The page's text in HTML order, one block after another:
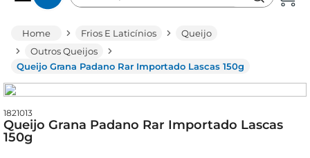
Frios E Laticínios
Queijo
Outros Queijos
Queijo Grana Padano Rar Importado Lascas 150g
1821013
Queijo Grana Padano Rar Importado Lascas
150g
leite
queijo
arroz